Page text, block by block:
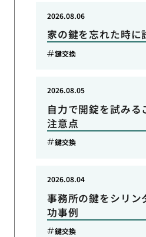
家の鍵を忘れた時に
2026.08.06
鍵交換
自力で開錠を試みる
注意点
2026.08.05
鍵交換
事務所の鍵をシリン
功事例
2026.08.04
鍵交換